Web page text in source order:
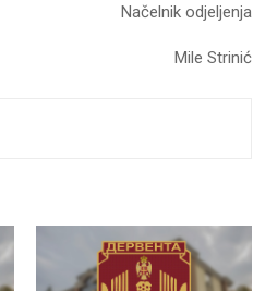
Načelnik odjeljenja
Mile Strinić